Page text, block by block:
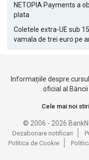
NETOPIA Payments a
plata
Coletele extra-UE sub
vamala de trei euro pe
Informațiile despre
oficial al
Cele mai noi stiri
© 2006 - 2026
Dezabonare notificari
Politica de Cookie